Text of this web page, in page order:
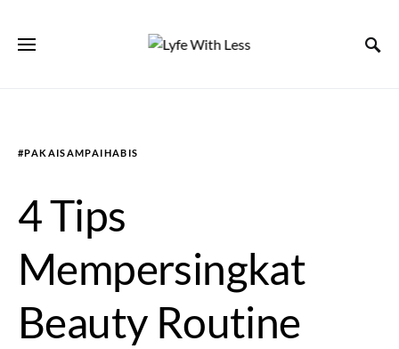
#PAKAISAMPAIHABIS
4 Tips
Mempersingkat
Beauty Routine